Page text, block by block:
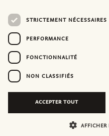
STRICTEMENT NÉCESSAIRES
PERFORMANCE
FONCTIONNALITÉ
NON CLASSIFIÉS
ACCEPTER TOUT
AFFICHER